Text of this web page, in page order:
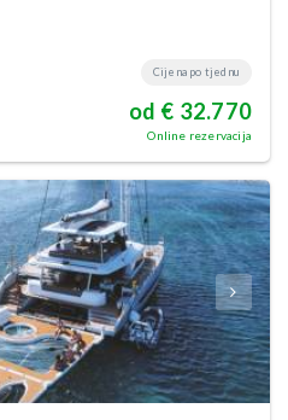
Cijena po tjednu
od € 32.770
Online rezervacija